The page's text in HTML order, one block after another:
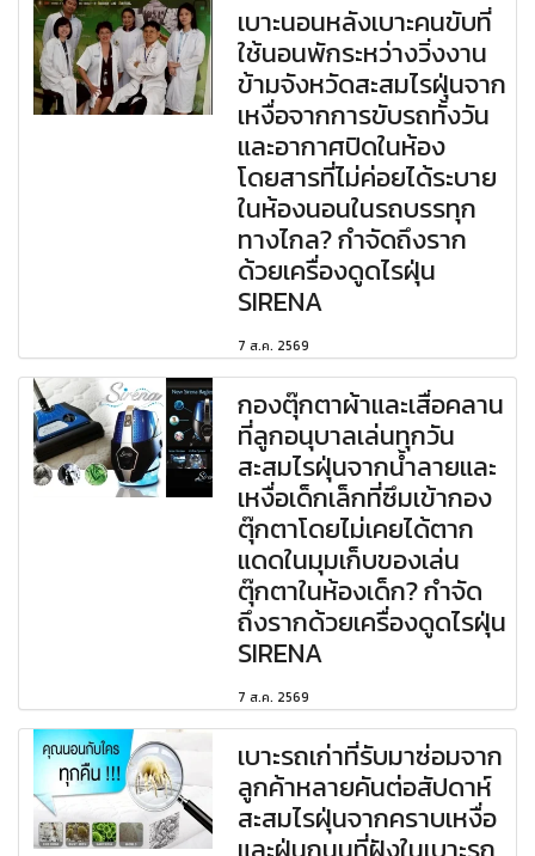
เบาะนอนหลังเบาะคนขับที่
ใช้นอนพักระหว่างวิ่งงาน
ข้ามจังหวัดสะสมไรฝุ่นจาก
เหงื่อจากการขับรถทั้งวัน
และอากาศปิดในห้อง
โดยสารที่ไม่ค่อยได้ระบาย
ในห้องนอนในรถบรรทุก
ทางไกล? กำจัดถึงราก
ด้วยเครื่องดูดไรฝุ่น
SIRENA
7 ส.ค. 2569
กองตุ๊กตาผ้าและเสื่อคลาน
ที่ลูกอนุบาลเล่นทุกวัน
สะสมไรฝุ่นจากน้ำลายและ
เหงื่อเด็กเล็กที่ซึมเข้ากอง
ตุ๊กตาโดยไม่เคยได้ตาก
แดดในมุมเก็บของเล่น
ตุ๊กตาในห้องเด็ก? กำจัด
ถึงรากด้วยเครื่องดูดไรฝุ่น
SIRENA
7 ส.ค. 2569
เบาะรถเก่าที่รับมาซ่อมจาก
ลูกค้าหลายคันต่อสัปดาห์
สะสมไรฝุ่นจากคราบเหงื่อ